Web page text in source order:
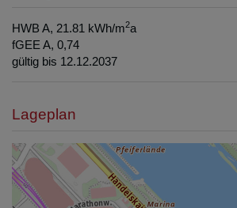
HWB A, 21.81 kWh/m2a
fGEE A, 0,74
gültig bis 12.12.2037
Lageplan